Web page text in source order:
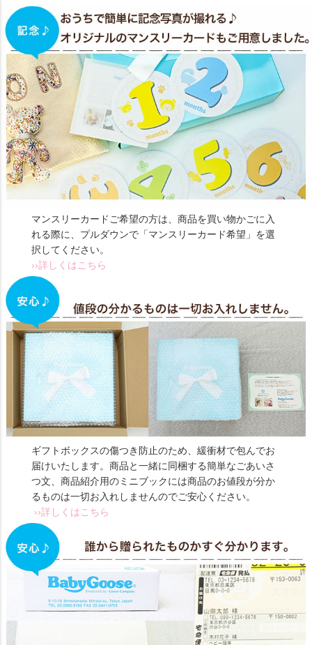
マンスリーカードご希望の方は、商品を買い物かごに入
れる際に、プルダウンで「マンスリーカード希望」を選
択してください。
››詳しくはこちら
ギフトボックスの傷つき防止のため、緩衝材で包んでお
届けいたします。商品と一緒に同梱する簡単なごあいさ
つ文、商品紹介用のミニブックには商品のお値段が分か
るものは一切お入れしませんのでご安心ください。
››詳しくはこちら